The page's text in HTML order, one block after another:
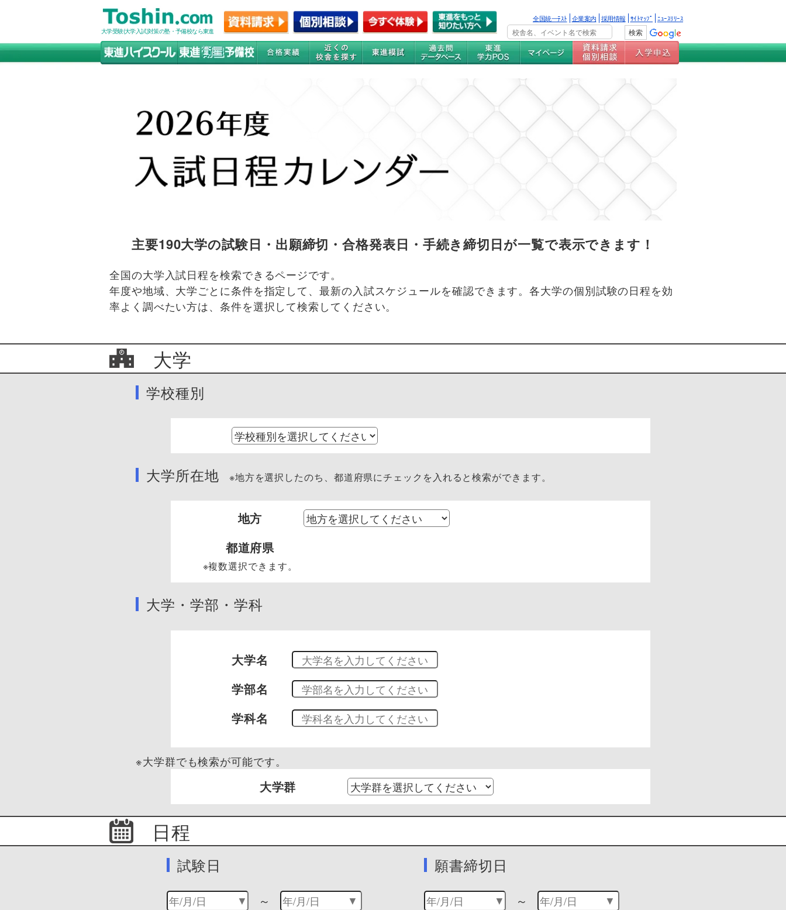
大学受験(大学入試)対策の塾・予備校なら東進
全国統一ﾃｽﾄ 企業案内 採用情報 ｻｲﾄﾏｯﾌﾟ ﾆｭｰｽﾘﾘｰｽ
主要190大学の試験日・出願締切・合格発表日・手続き締切日が一覧で表示できます！
全国の大学入試日程を検索できるページです。
年度や地域、大学ごとに条件を指定して、最新の入試スケジュールを確認できます。各大学の個別試験の日程を効
率よく調べたい方は、条件を選択して検索してください。
大学
学校種別
大学所在地 ※地方を選択したのち、都道府県にチェックを入れると検索ができます。
地方
都道府県
※複数選択できます。
大学・学部・学科
大学名
学部名
学科名
※大学群でも検索が可能です。
大学群
日程
試験日
～
願書締切日
～